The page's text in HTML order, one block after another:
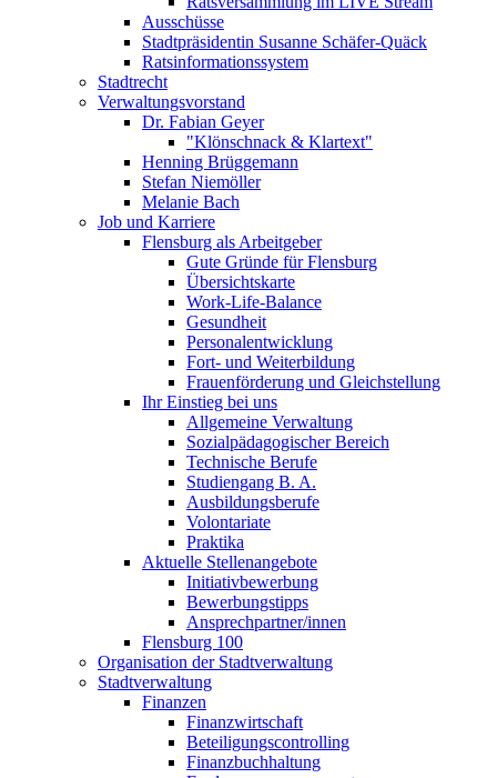
Ausschüsse
Stadtpräsidentin Susanne Schäfer-Quäck
Ratsinformationssystem
Stadtrecht
Verwaltungsvorstand
Dr. Fabian Geyer
"Klönschnack & Klartext"
Henning Brüggemann
Stefan Niemöller
Melanie Bach
Job und Karriere
Flensburg als Arbeitgeber
Gute Gründe für Flensburg
Übersichtskarte
Work-Life-Balance
Gesundheit
Personalentwicklung
Fort- und Weiterbildung
Frauenförderung und Gleichstellung
Ihr Einstieg bei uns
Allgemeine Verwaltung
Sozialpädagogischer Bereich
Technische Berufe
Studiengang B. A.
Ausbildungsberufe
Volontariate
Praktika
Aktuelle Stellenangebote
Initiativbewerbung
Bewerbungstipps
Ansprechpartner/innen
Flensburg 100
Organisation der Stadtverwaltung
Stadtverwaltung
Finanzen
Finanzwirtschaft
Beteiligungscontrolling
Finanzbuchhaltung